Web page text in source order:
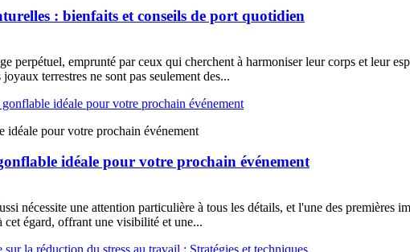
: bienfaits et conseils de port quotidien
perpétuel, emprunté par ceux qui cherchent à harmoniser leur corps et leur
terrestres ne sont pas seulement des...
idéale pour votre prochain événement
idéale pour votre prochain événement
nécessite une attention particulière à tous les détails, et l'une des premières
égard, offrant une visibilité et une...